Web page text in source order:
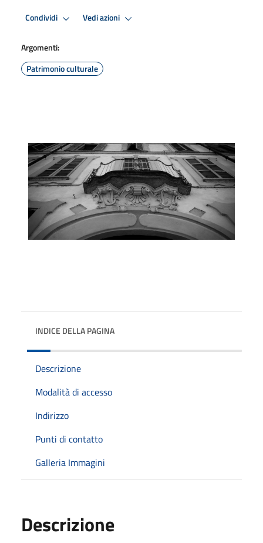
Condividi Vedi azioni
Argomenti:
Patrimonio culturale
INDICE DELLA PAGINA
Descrizione
Modalità di accesso
Indirizzo
Punti di contatto
Galleria Immagini
Descrizione